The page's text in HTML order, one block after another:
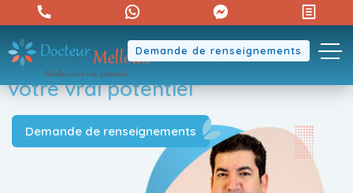
Demande de renseignements
Révélez
votre vrai potentiel
Demande de renseignements